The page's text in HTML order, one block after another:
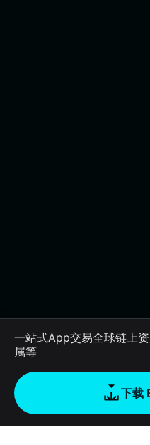
一站式App交易全球链上
属等
下载